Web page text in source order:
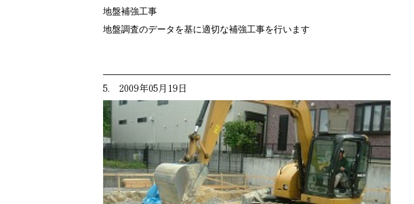
地盤補強工事
地盤調査のデータを基に適切な補強工事を行います
5. 2009年05月19日